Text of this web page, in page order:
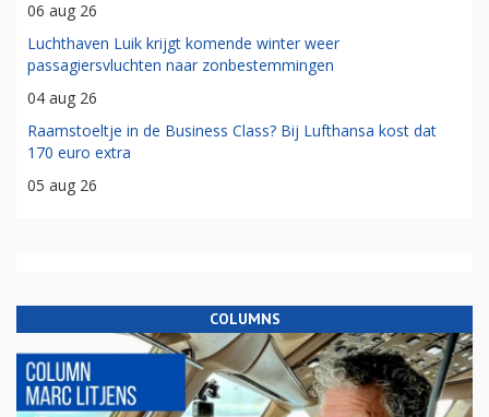
06 aug 26
Luchthaven Luik krijgt komende winter weer
passagiersvluchten naar zonbestemmingen
04 aug 26
Raamstoeltje in de Business Class? Bij Lufthansa kost dat
170 euro extra
05 aug 26
COLUMNS